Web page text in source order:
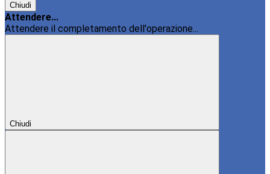
Chiudi
Attendere...
Attendere il completamento dell'operazione...
Chiudi